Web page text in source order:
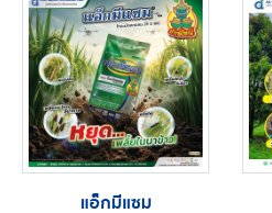
แอ็กมีแซม